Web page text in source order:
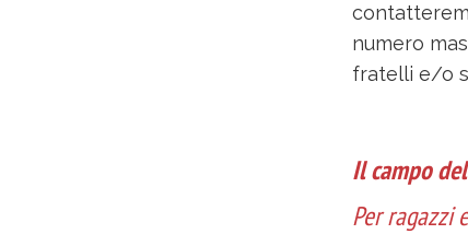
numero
fratelli e/o
Il campo
Per ragazzi